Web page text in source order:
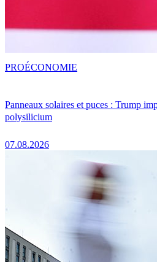
Panneaux solaires et puces : Trump
polysilicium
07.08.2026
PROÉCONOMIE